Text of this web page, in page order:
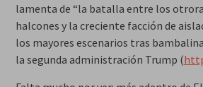
lamenta de “la batalla entre los
halcones y la creciente facción de
los mayores escenarios tras
la segunda administración Trump (